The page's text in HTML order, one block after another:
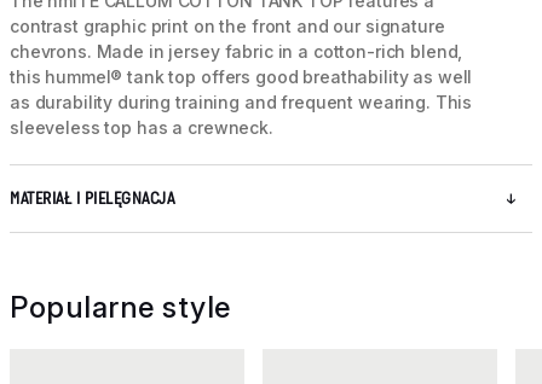
contrast graphic print on the front and our signature
chevrons. Made in jersey fabric in a cotton-rich blend,
this hummel® tank top offers good breathability as well
as durability during training and frequent wearing. This
sleeveless top has a crewneck.
MATERIAŁ I PIELĘGNACJA
Popularne style